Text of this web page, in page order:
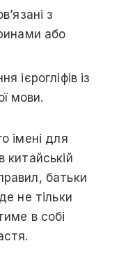
з
або
ієрогліфів із
мови.
імені для
китайській
батьки
не тільки
в собі